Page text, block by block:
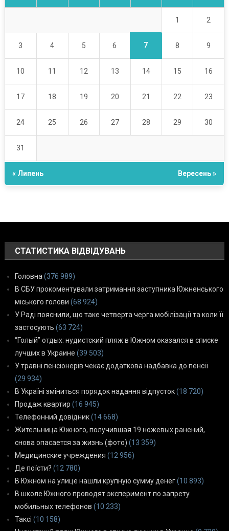
1 2
3 4 5 6 7 8 9
10 11 12 13 14 15 16
17 18 19 20 21 22 23
24 25 26 27 28 29 30
31
« Липень Вересень »
СТАТИСТИКА ВІДВІДУВАНЬ
Головна (376 989)
В СБУ прокоментували затримання заступника Южненського
міського голови (68 924)
У Раді пояснили, що таке четверта черга мобілізації та коли її
застосують (63 724)
“Голый” отдых: нудистский пляж в Южном оказался в списке
лучших в Украине (39 503)
У травні пенсіонерів чекає додаткова надбавка до пенсії
(29 934)
В Україні зміниться порядок надання відпусток(18 720)
Продаж квартир (16 945)
Телефонний довідник(14 668)
Жительница Южного, получившая 19 ножевых ранений,
снова опасается за жизнь (фото) (13 359)
Медицинские учреждения (12 956)
Де поїсти? (12 780)
В Южном на улице нашли крупную сумму денег(10 893)
В школе Южного проводят эксперимент по запрету
мобильных телефонов (10 233)
Таксі (10 158)